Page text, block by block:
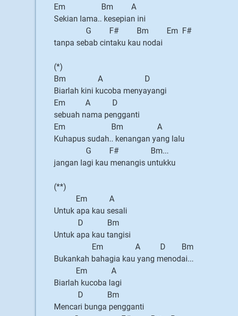
Em Bm A
Sekian lama.. kesepian ini
G F# Bm Em F#
tanpa sebab cintaku kau nodai
(*)
Bm A D
Biarlah kini kucoba menyayangi
Em A D
sebuah nama pengganti
Em Bm A
Kuhapus sudah.. kenangan yang lalu
G F# Bm...
jangan lagi kau menangis untukku
(**)
Em A
Untuk apa kau sesali
D Bm
Untuk apa kau tangisi
Em A D Bm
Bukankah bahagia kau yang menodai...
Em A
Biarlah kucoba lagi
D Bm
Mencari bunga pengganti